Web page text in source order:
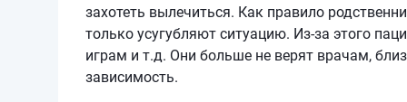
захотеть вылечиться. Как правило
только усугубляют ситуацию. Из-за этого
играм и т.д. Они больше не верят врачам,
зависимость.